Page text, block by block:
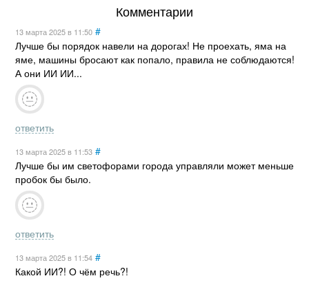
Комментарии
13 марта 2025в 11:50 #
Лучше бы порядок навели на дорогах! Не проехать, яма на
яме, машины бросают как попало, правила не соблюдаются!
А они ИИ ИИ...
ответить
13 марта 2025в 11:53 #
Лучше бы им светофорами города управляли может меньше
пробок бы было.
ответить
13 марта 2025в 11:54 #
Какой ИИ?! О чём речь?!